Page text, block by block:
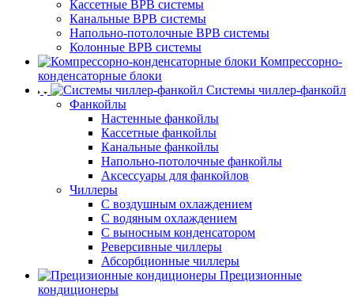
Кассетные ВРВ системы
Канальные ВРВ системы
Напольно-потолочные ВРВ системы
Колонные ВРВ системы
Компрессорно-
конденсаторные блоки
Системы чиллер-фанкойл
Фанкойлы
Настенные фанкойлы
Кассетные фанкойлы
Канальные фанкойлы
Напольно-потолочные фанкойлы
Аксессуары для фанкойлов
Чиллеры
С воздушным охлаждением
С водяным охлаждением
С выносным конденсатором
Реверсивные чиллеры
Абсорбционные чиллеры
Прецизионные
кондиционеры